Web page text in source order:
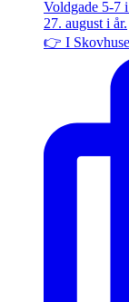
👉 I